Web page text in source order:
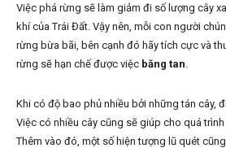
Việc phá rừng sẽ làm giảm đi số lượng cây
khí của Trái Đất. Vậy nên, mỗi con người
rừng bừa bãi, bên cạnh đó hãy tích cực và
rừng sẽ hạn chế được việc băng tan
Khi có độ bao phủ nhiều bởi những tán cây,
Việc có nhiều cây cũng sẽ giúp cho quá trình
Thêm vào đó, một số hiện tượng lũ quét